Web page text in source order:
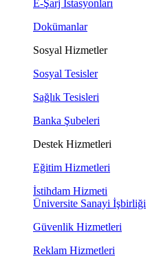
E-Şarj İstasyonları
Dokümanlar
Sosyal Hizmetler
Sosyal Tesisler
Sağlık Tesisleri
Banka Şubeleri
Destek Hizmetleri
Eğitim Hizmetleri
İstihdam Hizmeti
Üniversite Sanayi İşbirliği
Güvenlik Hizmetleri
Reklam Hizmetleri